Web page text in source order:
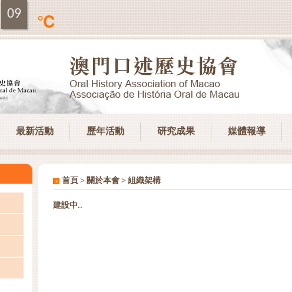
09
℃
最新活動 歷年活動 研究成果 媒體報導
首頁 >關於本會 >組織架構
建設中..